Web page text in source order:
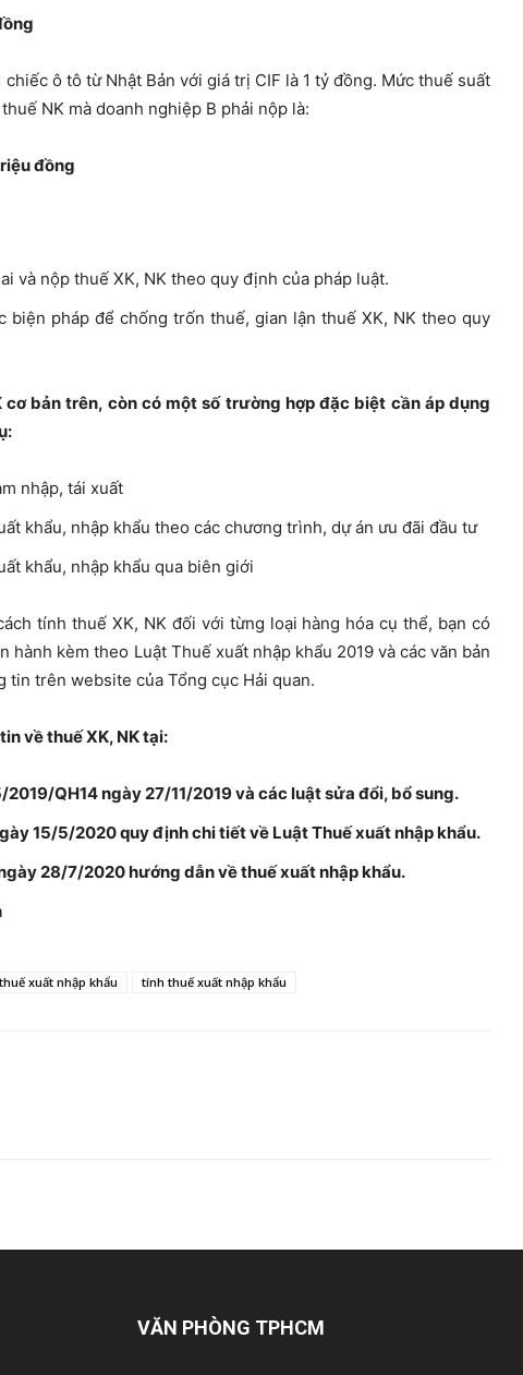
ô tô từ Nhật Bản với giá trị CIF là 1 tỷ đồng. Mức thuế suất
NK mà doanh nghiệp B phải nộp là:
đồng
và nộp thuế XK, NK theo quy định của pháp luật.
biện pháp để chống trốn thuế, gian lận thuế XK, NK theo quy
bản trên, còn có một số trường hợp đặc biệt cần áp dụng
nhập, tái xuất
khẩu, nhập khẩu theo các chương trình, dự án ưu đãi đầu tư
khẩu, nhập khẩu qua biên giới
tính thuế XK, NK đối với từng loại hàng hóa cụ thể, bạn có
hành kèm theo Luật Thuế xuất nhập khẩu 2019 và các văn bản
tin trên website của Tổng cục Hải quan.
về thuế XK, NK tại:
2019/QH14 ngày 27/11/2019 và các luật sửa đổi, bổ sung.
15/5/2020 quy định chi tiết về Luật Thuế xuất nhập khẩu.
28/7/2020 hướng dẫn về thuế xuất nhập khẩu.
thuế xuất nhập khẩu tính thuế xuất nhập khẩu
VĂN PHÒNG TPHCM